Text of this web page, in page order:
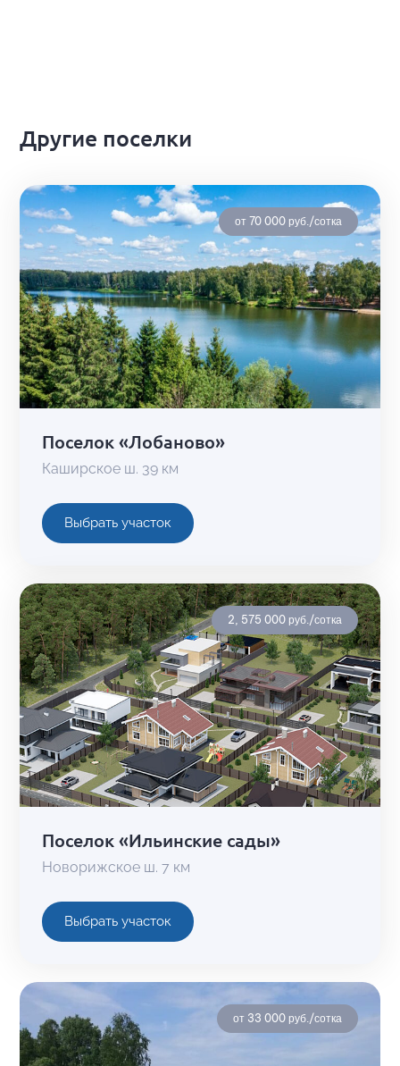
Другие поселки
от 70 000 руб./сотка
Поселок «Лобаново»
Каширское ш. 39 км
Выбрать участок
2, 575 000 руб./сотка
Поселок «Ильинские сады»
Новорижское ш. 7 км
Выбрать участок
от 33 000 руб./сотка